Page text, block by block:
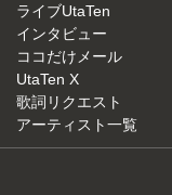
ライブUtaTen
インタビュー
ココだけメール
UtaTen X
歌詞リクエスト
アーティスト一覧